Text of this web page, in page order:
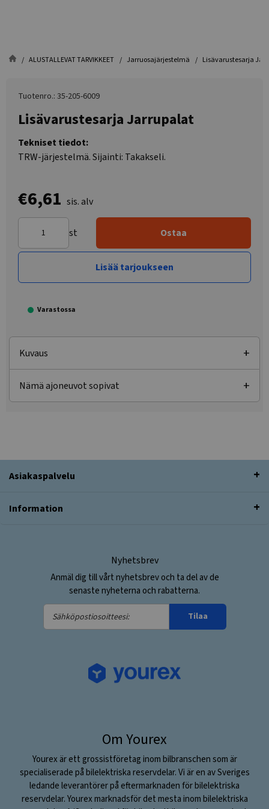
ALUSTALLEVAT TARVIKKEET Jarruosajärjestelmä Lisävarustesarja
Tuotenro.: 35-205-6009
Lisävarustesarja Jarrupalat
Tekniset tiedot:
TRW-järjestelmä. Sijainti: Takakseli.
€6,61 sis. alv
st Ostaa
Lisää tarjoukseen
Varastossa
Kuvaus
Nämä ajoneuvot sopivat
Asiakaspalvelu
Information
Nyhetsbrev
Anmäl dig till vårt nyhetsbrev och ta del av de
senaste nyheterna och rabatterna.
Sähköpostiosoitteesi:
Tilaa
Om Yourex
Yourex är ett grossistföretag inom bilbranschen som är
specialiserade på bilelektriska reservdelar. Vi är en av Sveriges
ledande leverantörer på eftermarknaden för bilelektriska
reservdelar. Yourex marknadsför det mesta inom bilelektriska